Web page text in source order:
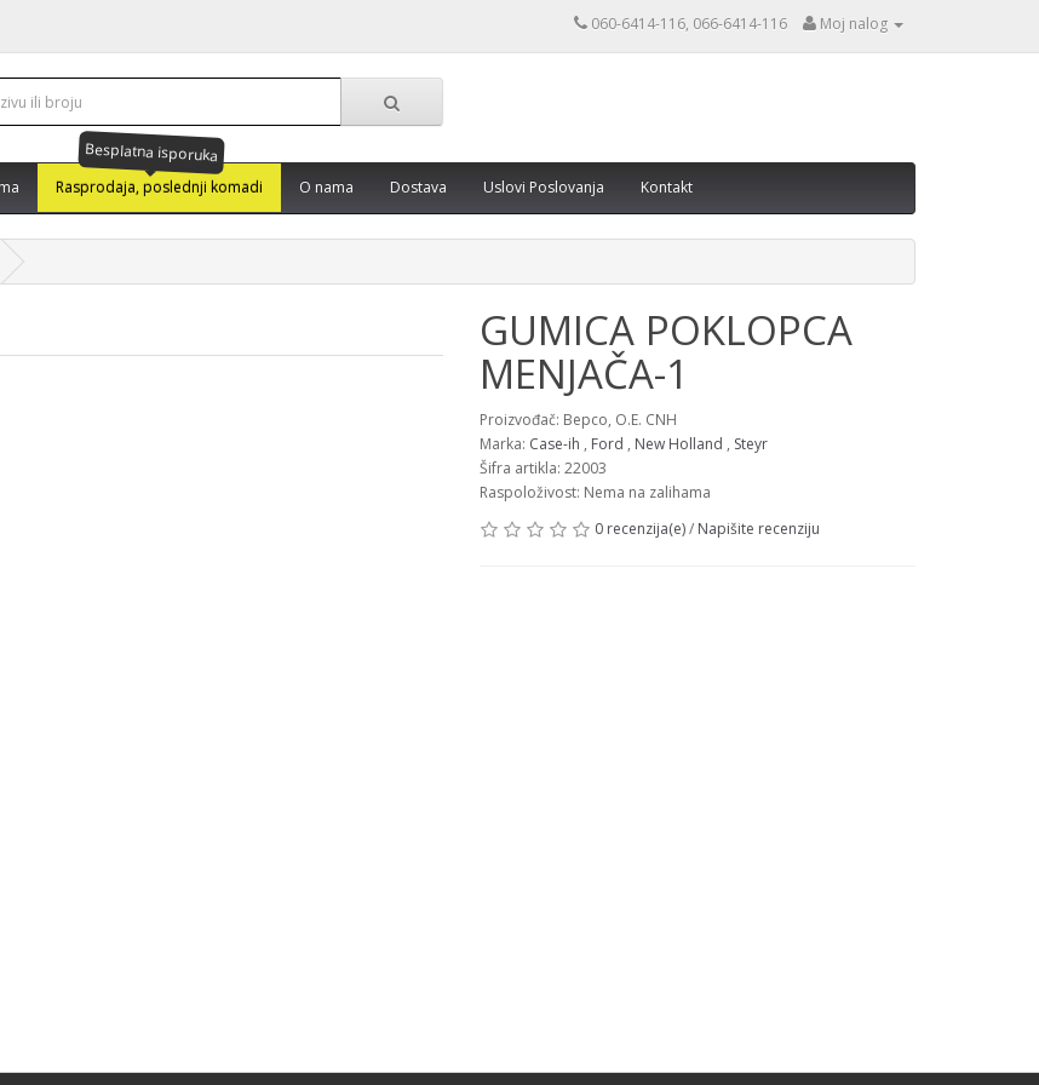
060-6414-116, 066-6414-116 Moj nalog
Besplatna isporuka
Rasprodaja, poslednji komadi O nama Dostava Uslovi Poslovanja Kontakt
GUMICA POKLOPCA
MENJAČA-1
Proizvođač: Bepco, O.E. CNH
Marka: Case-ih , Ford , New Holland , Steyr
Šifra artikla: 22003
Raspoloživost: Nema na zalihama
0 recenzija(e)/ Napišite recenziju